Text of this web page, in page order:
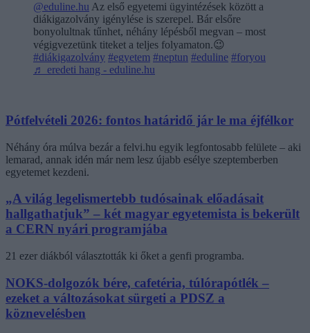
@eduline.hu Az első egyetemi ügyintézések között a
diákigazolvány igénylése is szerepel. Bár elsőre
bonyolultnak tűnhet, néhány lépésből megvan – most
végigvezetünk titeket a teljes folyamaton.😉
#diákigazolvány #egyetem #neptun #eduline #foryou
♬ eredeti hang - eduline.hu
Pótfelvételi 2026: fontos határidő jár le ma éjfélkor
Néhány óra múlva bezár a felvi.hu egyik legfontosabb felülete – aki
lemarad, annak idén már nem lesz újabb esélye szeptemberben
egyetemet kezdeni.
„A világ legelismertebb tudósainak előadásait
hallgathatjuk” – két magyar egyetemista is bekerült
a CERN nyári programjába
21 ezer diákból választották ki őket a genfi programba.
NOKS-dolgozók bére, cafetéria, túlórapótlék –
ezeket a változásokat sürgeti a PDSZ a
köznevelésben